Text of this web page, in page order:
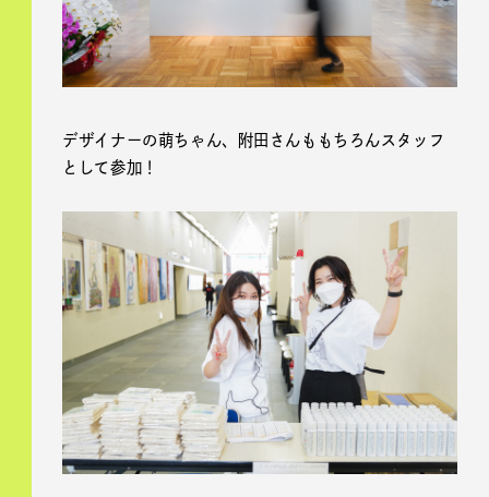
デザイナーの萌ちゃん、附田さんももちろんスタッフ
として参加！